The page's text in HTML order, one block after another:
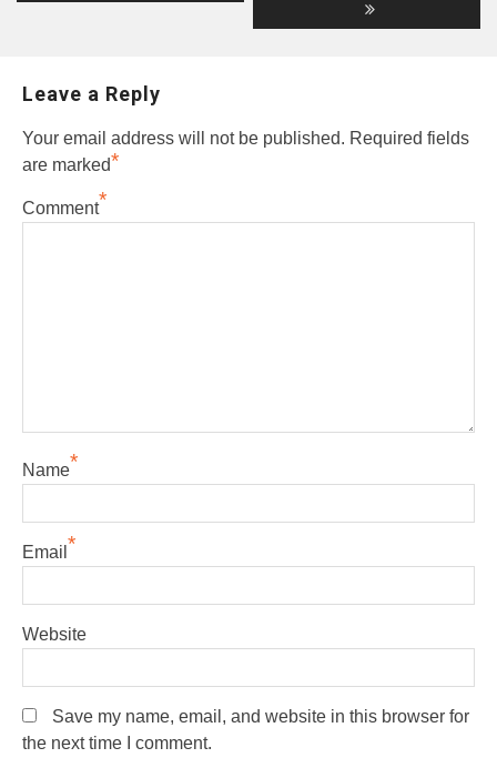
Leave a Reply
Your email address will not be published. Required fields
are marked*
Comment*
Name*
Email *
Website
Save my name, email, and website in this browser for
the next time I comment.